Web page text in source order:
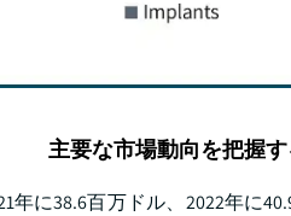
主要な市場動向を把握
年に38.6百万ドル、2022年に